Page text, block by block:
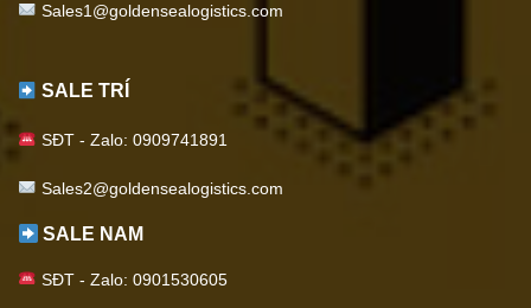
Sales1@goldensealogistics.com
SALE TRÍ
SĐT - Zalo: 0909741891
Sales2@goldensealogistics.com
SALE NAM
SĐT - Zalo: 0901530605